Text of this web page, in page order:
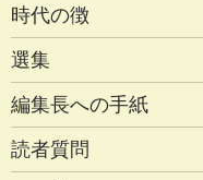
時代の徴
選集
編集長への手紙
読者質問